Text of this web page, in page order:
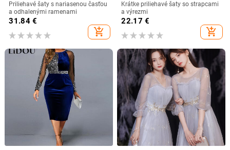
Priliehavé šaty s nariasenou časťou
a odhalenými ramenami
31.84€
add_shopping_cart
Krátke priliehavé šaty so strapcami
a výrezmi
22.17 €
add_shopping_cart